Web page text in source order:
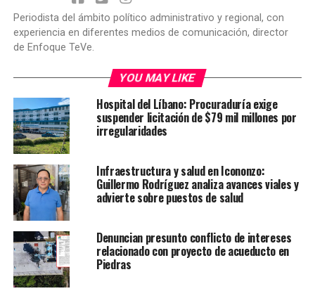
Periodista del ámbito político administrativo y regional, con
experiencia en diferentes medios de comunicación, director
de Enfoque TeVe.
YOU MAY LIKE
Hospital del Líbano: Procuraduría exige
suspender licitación de $79 mil millones por
irregularidades
Infraestructura y salud en Icononzo:
Guillermo Rodríguez analiza avances viales y
advierte sobre puestos de salud
Denuncian presunto conflicto de intereses
relacionado con proyecto de acueducto en
Piedras